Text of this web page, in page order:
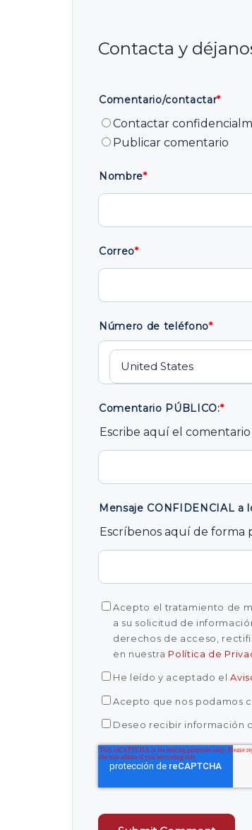
Comentario/contactar*
Contactar
Publicar comentario
Nombre*
Correo*
Número de teléfono*
Comentario PÚBLICO:*
Escribe aquí el
Mensaje CONFIDENCIAL a
Escríbenos aquí de forma
Acepto el tratamiento de
a su solicitud de
derechos de acceso,
en nuestra Política de
He leído y aceptado el
Acepto que nos podamos
Deseo recibir información